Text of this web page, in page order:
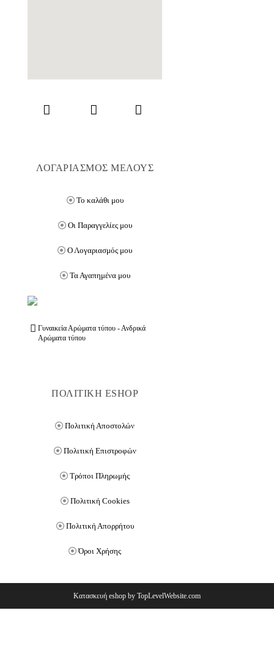
ΛΟΓΑΡΙΑΣΜΟΣ ΜΕΛΟΥΣ
Το καλάθι μου
Οι Παραγγελίες μου
Ο Λογαριασμός μου
Τα Αγαπημένα μου
Γυναικεία Αρώματα τύπου - Ανδρικά
Αρώματα τύπου
ΠΟΛΙΤΙΚΗ ESHOP
Πολιτική Αποστολών
Πολιτική Επιστροφών
Τρόποι Πληρωμής
Πολιτική Cookies
Πολιτική Απορρήτου
Όροι Χρήσης
Κατασκευή eshop by TopLevelWebsite.com